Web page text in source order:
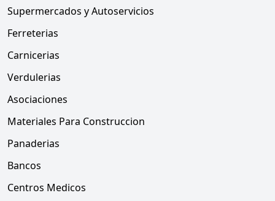
Supermercados y Autoservicios
Ferreterias
Carnicerias
Verdulerias
Asociaciones
Materiales Para Construccion
Panaderias
Bancos
Centros Medicos